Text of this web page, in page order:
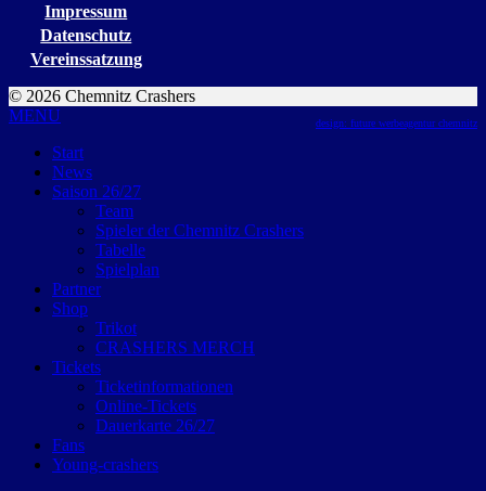
Impressum
Datenschutz
Vereinssatzung
© 2026 Chemnitz Crashers
design: future werbeagentur chemnitz
MENU
Start
News
Saison 26/27
Team
Spieler der Chemnitz Crashers
Tabelle
Spielplan
Partner
Shop
Trikot
CRASHERS MERCH
Tickets
Ticketinformationen
Online-Tickets
Dauerkarte 26/27
Fans
Young-crashers